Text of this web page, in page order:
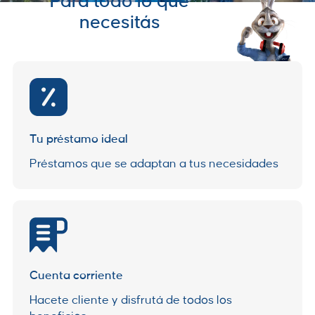
necesitás
Tu préstamo ideal
Préstamos que se adaptan a tus necesidades
Cuenta corriente
Hacete cliente y disfrutá de todos los